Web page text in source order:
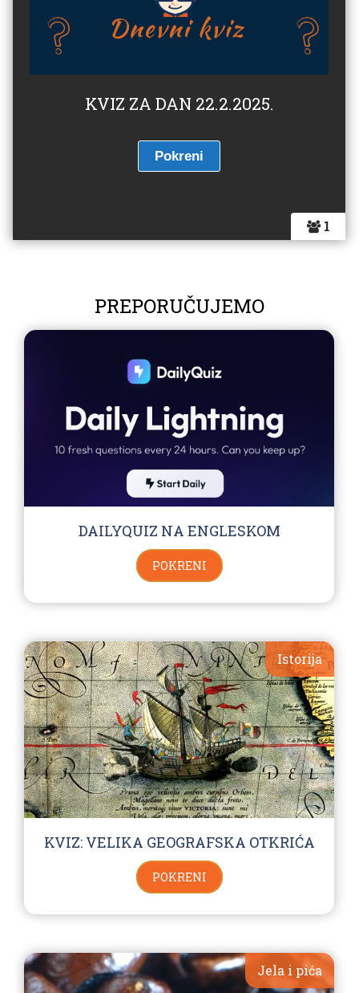
1
KVIZ ZA DAN 22.2.2025.
PREPORUČUJEMO
DAILYQUIZ NA ENGLESKOM
POKRENI
Istorija
KVIZ: VELIKA GEOGRAFSKA OTKRIĆA
POKRENI
Jela i pića